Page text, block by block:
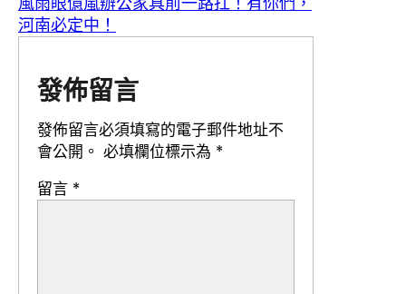
河南必定中！
發佈留言
發佈留言必須填寫的電子郵件地址不
會公開。 必填欄位標示為 *
留言 *